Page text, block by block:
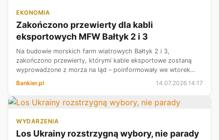
EKONOMIA
Zakończono przewierty dla kabli
eksportowych MFW Bałtyk 2 i 3
Na budowie morskich farm wiatrowych Bałtyk 2 i 3,
zakończono przewierty, którymi kable eksportowe zostaną
wyprowadzone z morza na ląd – poinformowały we wtorek
Farmy o łącznej mocy 1,44 GW ma...
Bankier.pl 14.07.2026 14:17
WYDARZENIA
Los Ukrainy rozstrzygną wybory, nie parady